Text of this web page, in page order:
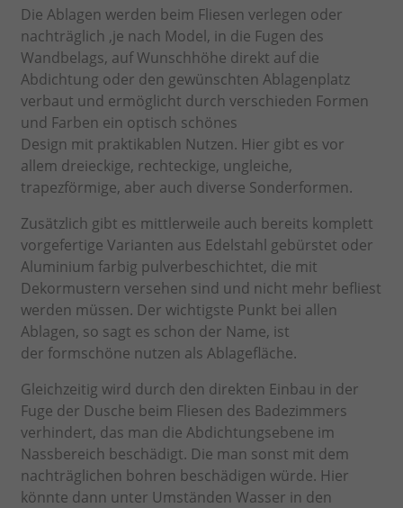
Die Ablagen werden beim Fliesen verlegen oder
nachträglich ,je nach Model, in die Fugen des
Wandbelags, auf Wunschhöhe direkt auf die
Abdichtung oder den gewünschten Ablagenplatz
verbaut und ermöglicht durch verschieden Formen
und Farben ein optisch schönes
Design mit praktikablen Nutzen. Hier gibt es vor
allem dreieckige, rechteckige, ungleiche,
trapezförmige, aber auch diverse Sonderformen.
Zusätzlich gibt es mittlerweile auch bereits komplett
vorgefertige Varianten aus Edelstahl gebürstet oder
Aluminium farbig pulverbeschichtet, die mit
Dekormustern versehen sind und nicht mehr befliest
werden müssen. Der wichtigste Punkt bei allen
Ablagen, so sagt es schon der Name, ist
der formschöne nutzen als Ablagefläche.
Gleichzeitig wird durch den direkten Einbau in der
Fuge der Dusche beim Fliesen des Badezimmers
verhindert, das man die Abdichtungsebene im
Nassbereich beschädigt. Die man sonst mit dem
nachträglichen bohren beschädigen würde. Hier
könnte dann unter Umständen Wasser in den